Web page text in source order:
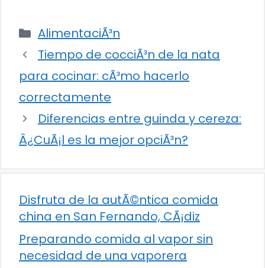
Categorías
AlimentaciÃ³n
Tiempo de cocciÃ³n de la nata
para cocinar: cÃ³mo hacerlo
correctamente
Diferencias entre guinda y cereza:
Â¿CuÃ¡l es la mejor opciÃ³n?
Disfruta de la autÃ©ntica comida
china en San Fernando, CÃ¡diz
Preparando comida al vapor sin
necesidad de una vaporera